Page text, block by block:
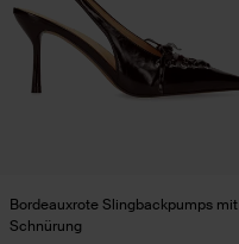
Bordeauxrote Slingbackpumps mit
Schnürung